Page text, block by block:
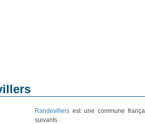
Randevillers est une commune
suivants :